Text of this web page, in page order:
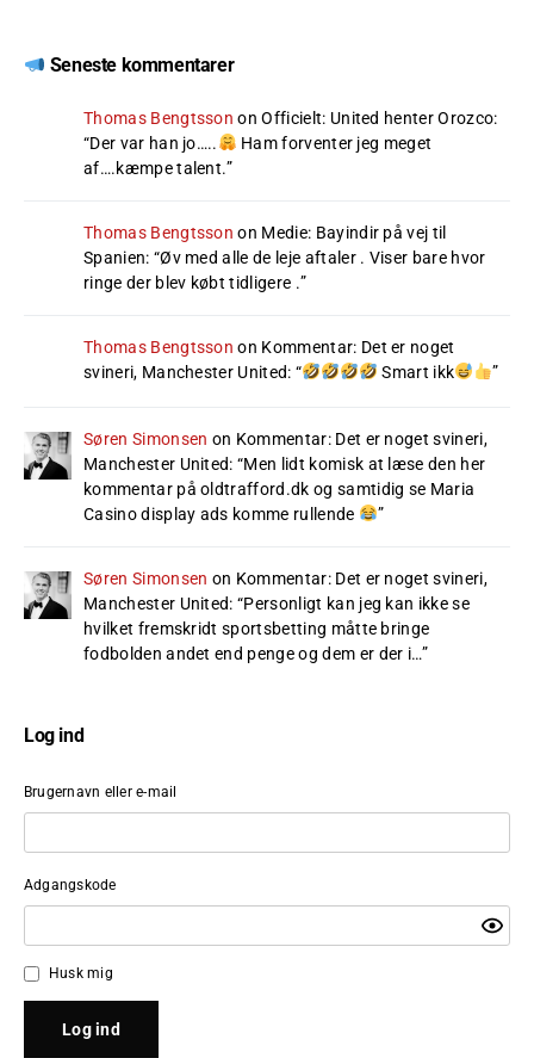
Seneste kommentarer
Thomas Bengtsson onOfficielt: United henter Orozco:
“Der var han jo…..
Ham forventer jeg meget
af….kæmpe talent.”
Thomas Bengtsson on Medie: Bayindir på vej til
Spanien: “Øv med alle de leje aftaler . Viser bare hvor
ringe der blev købt tidligere .”
Thomas Bengtsson on Kommentar: Det er noget
svineri, Manchester United: “ Smart ikk ”
Søren Simonsen on Kommentar: Det er noget svineri,
Manchester United: “Men lidt komisk at læse den her
kommentar på oldtrafford.dk og samtidig se Maria
Casino display ads komme rullende
”
Søren Simonsen on Kommentar: Det er noget svineri,
Manchester United: “Personligt kan jeg kan ikke se
hvilket fremskridt sportsbetting måtte bringe
fodbolden andet end penge og dem er der i…”
Log ind
Brugernavn eller e-mail
Adgangskode
Husk mig